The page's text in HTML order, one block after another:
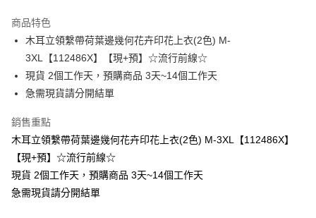
Apple Pay
街口支付
悠遊付
Google Pay
全支付
大哥付你分期
商品特色
木耳立領繫帶荷葉邊幾何花卉印花上衣(2色) M-
3XL【112486X】【現+預】☆流行前線☆
現貨 2個工作天，預購商品 3天~14個工作天
急需現貨請分開結單
銷售重點
木耳立領繫帶荷葉邊幾何花卉印花上衣(2色) M-3XL【112486X】
【現+預】☆流行前線☆
現貨 2個工作天，預購商品 3天~14個工作天
急需現貨請分開結單